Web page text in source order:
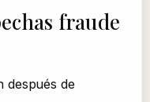
fraude
después de